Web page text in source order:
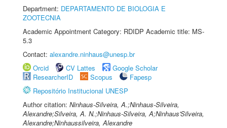
Department: DEPARTAMENTO DE BIOLOGIA E
ZOOTECNIA
Academic Appointment Category: RDIDP Academic title: MS-
5.3
Contact: alexandre.ninhaus@unesp.br
Orcid
CV Lattes
Google Scholar
ResearcherID
Scopus
Fapesp
Repositório Institucional UNESP
Author citation: Ninhaus-Silveira, A.;Ninhaus-Silveira,
Alexandre;Silveira, A. N.;Ninhaus-Silveira, A;Ninhaus'Silveira,
Alexandre;Ninhaussilveira, Alexandre